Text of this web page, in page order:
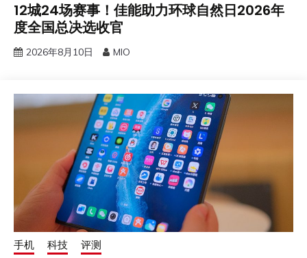
12城24场赛事！佳能助力环球自然日2026年
度全国总决选收官
2026年8月10日 MIO
手机 科技 评测